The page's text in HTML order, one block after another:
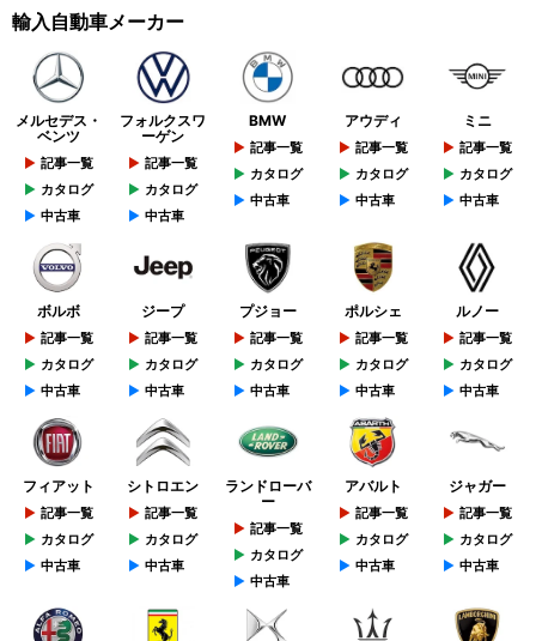
輸入自動車メーカー
メルセデス・
ベンツ
記事一覧
カタログ
中古車
フォルクスワ
ーゲン
記事一覧
カタログ
中古車
BMW
記事一覧
カタログ
中古車
アウディ
記事一覧
カタログ
中古車
ミニ
記事一覧
カタログ
中古車
ボルボ
記事一覧
カタログ
中古車
ジープ
記事一覧
カタログ
中古車
プジョー
記事一覧
カタログ
中古車
ポルシェ
記事一覧
カタログ
中古車
ルノー
記事一覧
カタログ
中古車
フィアット
記事一覧
カタログ
中古車
シトロエン
記事一覧
カタログ
中古車
ランドローバ
ー
記事一覧
カタログ
中古車
アバルト
記事一覧
カタログ
中古車
ジャガー
記事一覧
カタログ
中古車